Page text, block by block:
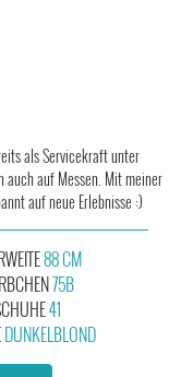
als Servicekraft unter
auch auf Messen. Mit meiner
auf neue Erlebnisse :)
88 CM
75B
41
DUNKELBLOND